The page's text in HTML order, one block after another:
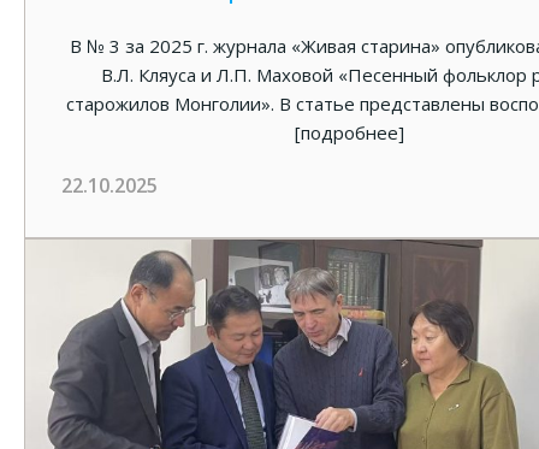
В № 3 за 2025 г. журнала «Живая старина»
В.Л. Кляуса и Л.П. Маховой «Песенный фольклор
старожилов Монголии». В статье представлены
[подробнее]
22.10.2025